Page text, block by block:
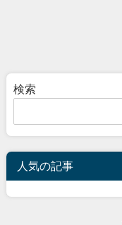
検索
人気の記事